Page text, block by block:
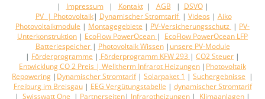
| Impressum| Kontakt| AGB | DSVO|
PV | Photovoltaik| Dynamischer Stromtarif | Videos | Aiko
Photovoltaikmodule | Montagegebiete | PV-Versicherungsschutz | PV-
Unterkonstruktion | EcoFlow PowerOcean | EcoFlow PowerOcean LFP
Batteriespeicher | Photovoltaik Wissen| unsere PV-Module
| Förderprogramme | Förderprogramm KFW 293 | CO2 Steuer |
Entwicklung CO 2 Preis | Welltherm Infrarot Heizungen | Photovoltaik
Repowering | Dynamischer Stromtarif| Solarpaket 1 | Suchergebnisse |
Freiburg im Breisgau| EEG Vergütungstabelle | dynamischer Stromtarif
| Swisswatt One | Partnerseiten| Infrarotheizungen | Klimaanlagen |